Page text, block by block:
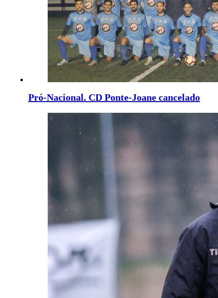
Pró-Nacional. CD Ponte-Joane cancelado